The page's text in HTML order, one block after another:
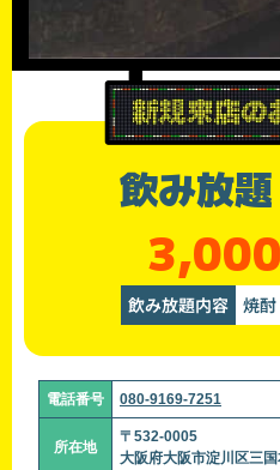
飲み放題
飲み放題内容 焼酎
電話番号 080-9169-7251
所在地
〒532-0005
大阪府大阪市淀川区三